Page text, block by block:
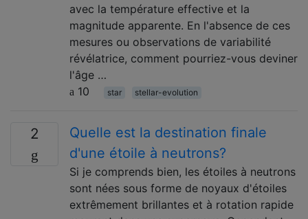
avec la température effective et la
magnitude apparente. En l'absence de ces
mesures ou observations de variabilité
révélatrice, comment pourriez-vous deviner
l'âge …
10
star stellar-evolution
2
Quelle est la destination finale
d'une étoile à neutrons?
Si je comprends bien, les étoiles à neutrons
sont nées sous forme de noyaux d'étoiles
extrêmement brillantes et à rotation rapide